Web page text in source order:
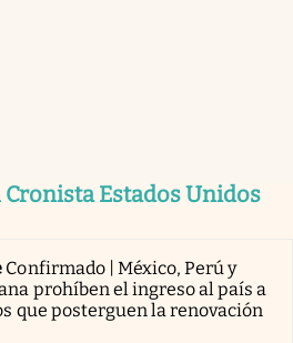
Cronista Estados Unidos
Confirmado | México, Perú y
prohíben el ingreso al país a
que posterguen la renovación